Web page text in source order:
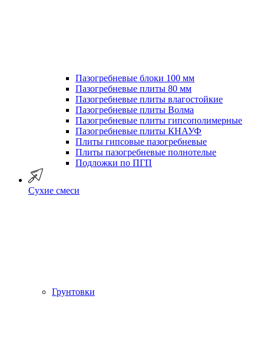
Пазогребневые блоки 100 мм
Пазогребневые плиты 80 мм
Пазогребневые плиты влагостойкие
Пазогребневые плиты Волма
Пазогребневые плиты гипсополимерные
Пазогребневые плиты КНАУФ
Плиты гипсовые пазогребневые
Плиты пазогребневые полнотелые
Подложки по ПГП
Сухие смеси
Грунтовки